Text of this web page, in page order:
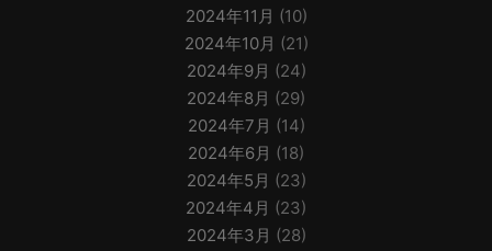
2024年11月 (10)
2024年10月 (21)
2024年9月 (24)
2024年8月 (29)
2024年7月 (14)
2024年6月 (18)
2024年5月 (23)
2024年4月 (23)
2024年3月 (28)